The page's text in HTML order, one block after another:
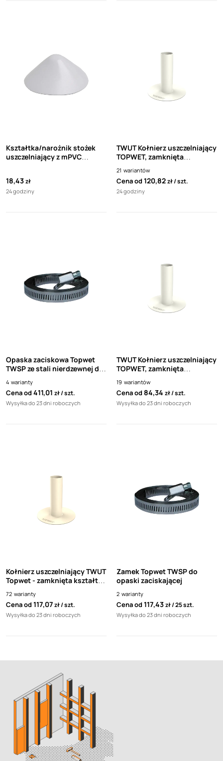
Kształtka/narożnik stożek
uszczelniający z mPVC
18,43zł
24 godziny
TWUT Kołnierz uszczelniający
TOPWET, zamknięta
kształtka z folii TPO Sika
Sikaplan white
21 wariantów
Cena od120,82zł szt.
24 godziny
Opaska zaciskowa Topwet
TWSP ze stali nierdzewnej do
TWUT/TWOT
4 warianty
Cena od411,01 zł szt.
Wysyłka do 23 dni roboczych
TWUT Kołnierz uszczelniający
TOPWET, zamknięta
kształtka z folii TPO Mapei
Mapeplan white
19 wariantów
Cena od84,34 zł szt.
Wysyłka do 23 dni roboczych
Kołnierz uszczelniający TWUT
Topwet - zamknięta kształtka
Thermoplan
72 warianty
Cena od117,07zł szt.
Wysyłka do 23 dni roboczych
Zamek Topwet TWSP do
opaski zaciskającej
2 warianty
Cena od117,43zł 25 szt.
Wysyłka do 23 dni roboczych